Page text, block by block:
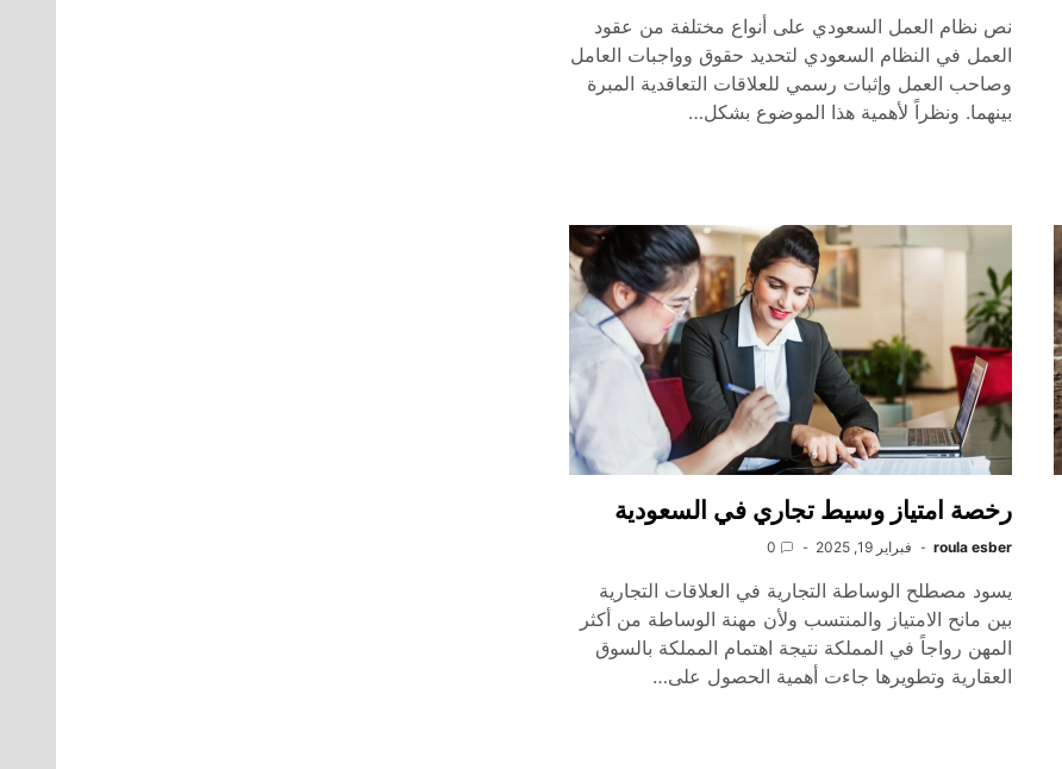
نص نظام العمل السعودي على أنواع مختلفة من عقود
العمل في النظام السعودي لتحديد حقوق وواجبات العامل
وصاحب العمل وإثبات رسمي للعلاقات التعاقدية المبرة
بينهما. ونظراً لأهمية هذا الموضوع بشكل…
رخصة امتياز وسيط تجاري في السعودية
roula esber فبراير 19, 2025 0
يسود مصطلح الوساطة التجارية في العلاقات التجارية
بين مانح الامتياز والمنتسب ولأن مهنة الوساطة من أكثر
المهن رواجاً في المملكة نتيجة اهتمام المملكة بالسوق
العقارية وتطويرها جاءت أهمية الحصول على…